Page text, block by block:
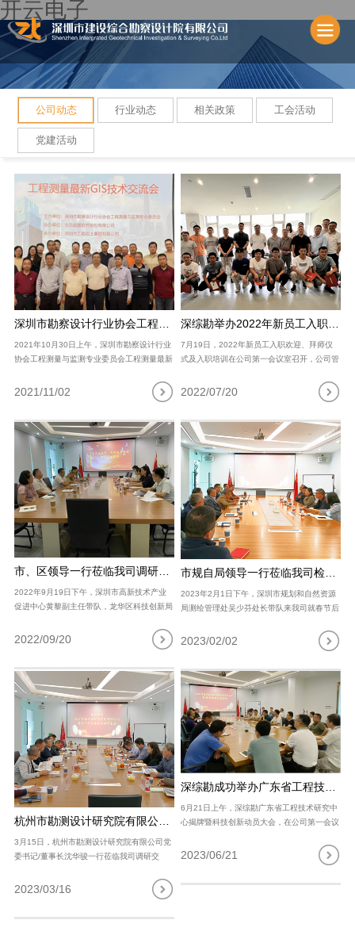
开云电子
公司动态 行业动态 相关政策 工会活动
党建活动
2021年10月30日上午，深圳市勘察设计行业
协会工程测量与监测专业委员会工程测量最新
行。本次技术交流会由副主任委员郭清同志主
2021/11/02
7月19日，2022年新员工入职欢迎、拜师仪
式及入职培训在公司第一会议室召开，公司管
30余人参加。 欢迎会上，公司总经理王双龙
2022/07/20
市、区领导一行莅临我司调研指导
2022年9月19日下午，深圳市高新技术产业
促进中心黄黎副主任带队，龙华区科技创新局
经理王双龙、副总经理张先亮、郝埃俊、财务
2022/09/20
2023年2月1日下午，深圳市规划和自然资源
局测绘管理处吴少芬处长带队来我司就春节后
行业，尤其是地理信息产业的发展动向进行了
2023/02/02
杭州市勘测设计研究院有限公司一行莅临我司调研交流
3月15日，杭州市勘测设计研究院有限公司党
委书记/董事长沈华骏一行莅临我司调研交
我司总经理王双龙对杭勘院一行表示热烈的欢
迎，表示此次调研交流是促进双方友好沟..
2023/03/16
6月21日上午，深综勘广东省工程技术研究中
心揭牌暨科技创新动员大会，在公司第一会议
现场或线上视频方式参加会议。 会上，我司
2023/06/21